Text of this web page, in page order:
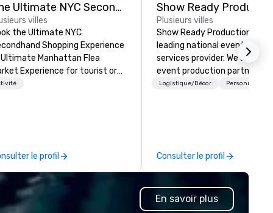
The Ultimate NYC Secondhand Shopping Experience Tour Group
villes
the Ultimate NYC
Shopping Experience
Manhattan Flea
Experience for tourist or
groups, private tours, special
shopping awaits you and
Discover the joys of
for secondhand and
clothing in the world’s
le profil
Show Ready
Plusieurs villes
Show Ready Productions is a
leading national event
services provider. We are your
event production partner
start to finish. Our team is
Logistique/Décor Personnel
Consulter le profil
En savoir plus